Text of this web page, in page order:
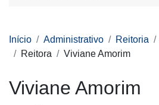
Início Administrativo Reitoria
Reitora
Viviane Amorim
Viviane Amorim